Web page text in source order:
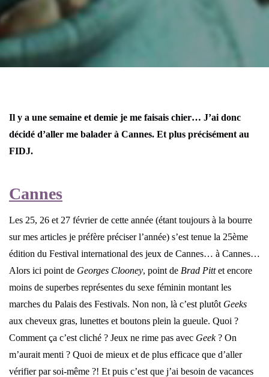
Il y a une semaine et demie je me faisais chier… J’ai donc
décidé d’aller me balader à Cannes. Et plus précisément au
FIDJ.
Cannes
Les 25, 26 et 27 février de cette année (étant toujours à la bourre
sur mes articles je préfère préciser l’année) s’est tenue la 25ème
édition du Festival international des jeux de Cannes… à Cannes…
Alors ici point de Georges Clooney, point de Brad Pittet encore
moins de superbes représentes du sexe féminin montant les
marches du Palais des Festivals. Non non, là c’est plutôt Geeks
aux cheveux gras, lunettes et boutons plein la gueule. Quoi ?
Comment ça c’est cliché ? Jeux ne rime pas avec Geek? On
m’aurait menti ? Quoi de mieux et de plus efficace que d’aller
vérifier par soi-même ?! Et puis c’est que j’ai besoin de vacances